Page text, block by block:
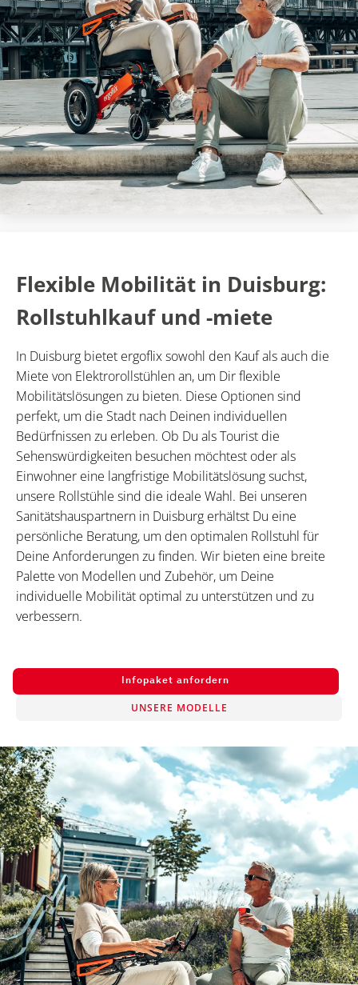
Flexible Mobilität in Duisburg:
Rollstuhlkauf und -miete
In Duisburg bietet ergoflix sowohl den Kauf als auch die
Miete von Elektrorollstühlen an, um Dir flexible
Mobilitätslösungen zu bieten. Diese Optionen sind
perfekt, um die Stadt nach Deinen individuellen
Bedürfnissen zu erleben. Ob Du als Tourist die
Sehenswürdigkeiten besuchen möchtest oder als
Einwohner eine langfristige Mobilitätslösung suchst,
unsere Rollstühle sind die ideale Wahl. Bei unseren
Sanitätshauspartnern in Duisburg erhältst Du eine
persönliche Beratung, um den optimalen Rollstuhl für
Deine Anforderungen zu finden. Wir bieten eine breite
Palette von Modellen und Zubehör, um Deine
individuelle Mobilität optimal zu unterstützen und zu
verbessern.
Infopaket anfordern
UNSERE MODELLE